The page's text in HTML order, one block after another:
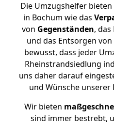
Die Umzugshelfer
in Bochum wie das
von Gegenständen,
und das Entsorgen
bewusst, dass jeder
Rheinstrandsiedlung
uns daher darauf
und Wünsche unserer
Wir bieten
sind immer bestrebt,